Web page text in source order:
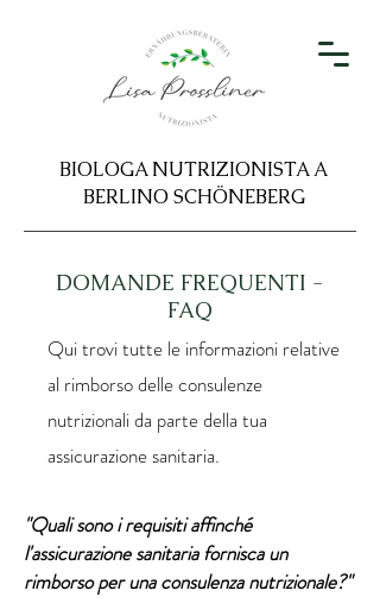
BIOLOGA NUTRIZIONISTA A
BERLINO SCHÖNEBERG
DOMANDE FREQUENTI -
FAQ
Qui trovi tutte le informazioni relative
al rimborso delle consulenze
nutrizionali da parte della tua
assicurazione sanitaria.
"Quali sono i requisiti affinché
l'assicurazione sanitaria fornisca un
rimborso per una consulenza nutrizionale?"